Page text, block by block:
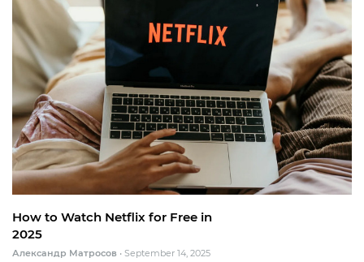
How to Watch Netflix for Free in
2025
Александр Матросов • September 14, 2025